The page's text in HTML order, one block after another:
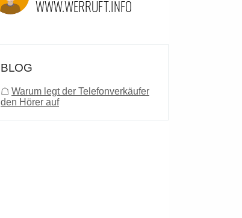
BLOG
☖ Warum legt der Telefonverkäufer
den Hörer auf